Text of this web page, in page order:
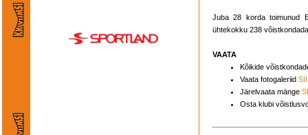
Juba 28 korda toimunud
ühtekokku 238
VAATA
Kõikide
Vaata fotogaleriid
Järelvaata mänge
Osta klubi